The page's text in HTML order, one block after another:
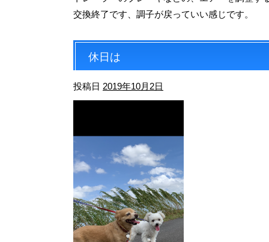
交換終了です、調子が戻っていい感じです。
休日は
投稿日 2019年10月2日